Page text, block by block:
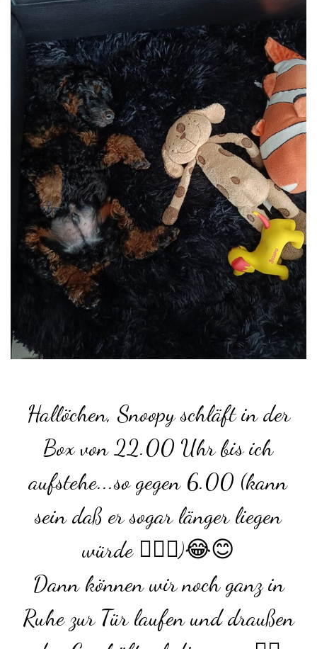
Hallöchen, Snoopy schläft in der
Box von 22.00 Uhr bis ich
aufstehe...so gegen 6.00 (kann
sein daß er sogar länger liegen
würde 🤷🏽‍♀️)😂😊
Dann können wir noch ganz in
Ruhe zur Tür laufen und draußen